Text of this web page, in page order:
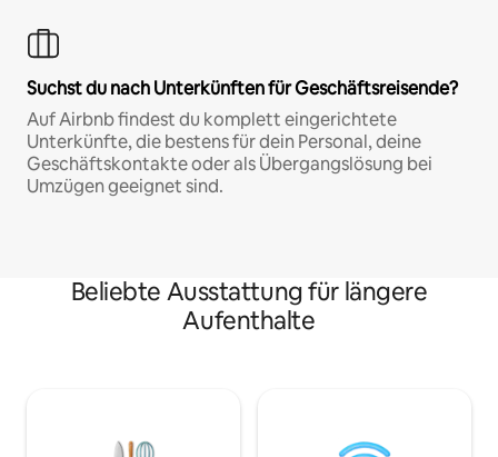
Suchst du nach Unterkünften für Geschäftsreisende?
Auf Airbnb findest du komplett eingerichtete
Unterkünfte, die bestens für dein Personal, deine
Geschäftskontakte oder als Übergangslösung bei
Umzügen geeignet sind.
Beliebte Ausstattung für längere
Aufenthalte